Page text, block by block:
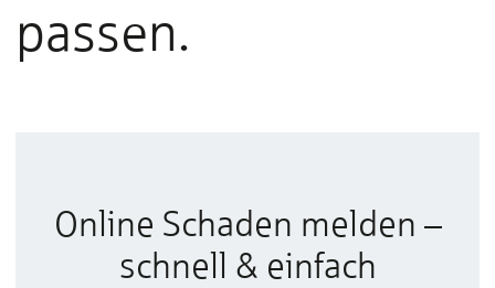
passen.
Online Schaden melden –
schnell & einfach